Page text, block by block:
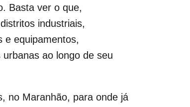
Basta ver o que,
industriais,
e equipamentos,
ao longo de seu
no Maranhão, para onde já